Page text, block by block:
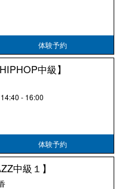
体験予約
中級】
14:40 - 16:00
体験予約
中級１】